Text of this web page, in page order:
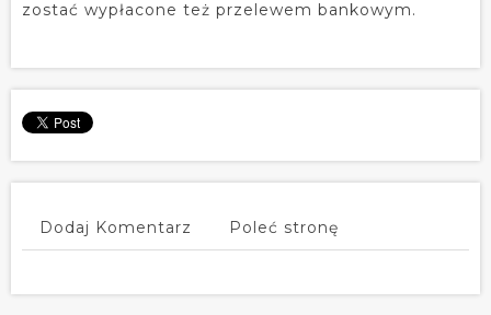
zostać wypłacone też przelewem bankowym.
Dodaj Komentarz Poleć stronę